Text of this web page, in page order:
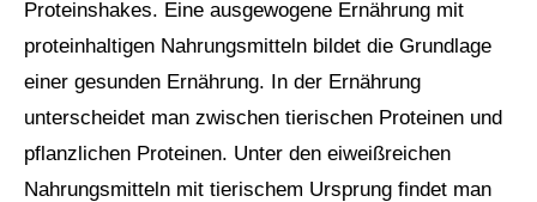
Proteinshakes. Eine ausgewogene Ernährung mit
proteinhaltigen Nahrungsmitteln bildet die Grundlage
einer gesunden Ernährung. In der Ernährung
unterscheidet man zwischen tierischen Proteinen und
pflanzlichen Proteinen. Unter den eiweißreichen
Nahrungsmitteln mit tierischem Ursprung findet man